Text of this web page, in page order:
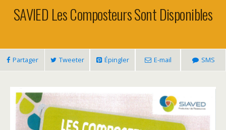
SAVIED Les Composteurs Sont Disponibles
Partager Tweeter Épingler E-mail SMS